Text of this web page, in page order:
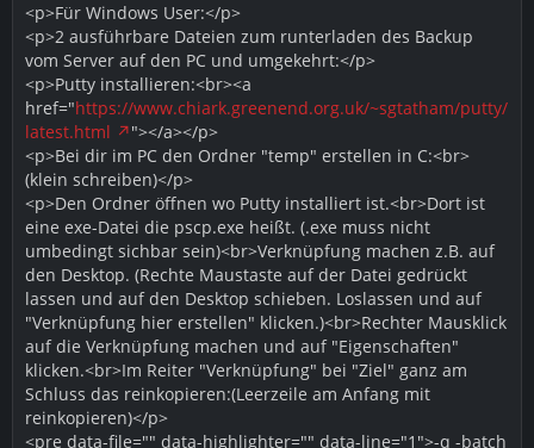
<p>Für Windows User:</p>
<p>2 ausführbare Dateien zum runterladen des Backup
vom Server auf den PC und umgekehrt:</p>
<p>Putty installieren:<br><a
href="https://www.chiark.greenend.org.uk/~sgtatham/putty/
latest.html
"></a></p>
<p>Bei dir im PC den Ordner "temp" erstellen in C:<br>
(klein schreiben)</p>
<p>Den Ordner öffnen wo Putty installiert ist.<br>Dort ist
eine exe-Datei die pscp.exe heißt. (.exe muss nicht
umbedingt sichbar sein)<br>Verknüpfung machen z.B. auf
den Desktop. (Rechte Maustaste auf der Datei gedrückt
lassen und auf den Desktop schieben. Loslassen und auf
"Verknüpfung hier erstellen" klicken.)<br>Rechter Mausklick
auf die Verknüpfung machen und auf "Eigenschaften"
klicken.<br>Im Reiter "Verknüpfung" bei "Ziel" ganz am
Schluss das reinkopieren:(Leerzeile am Anfang mit
reinkopieren)</p>
<pre data-file="" data-highlighter="" data-line="1">-q -batch